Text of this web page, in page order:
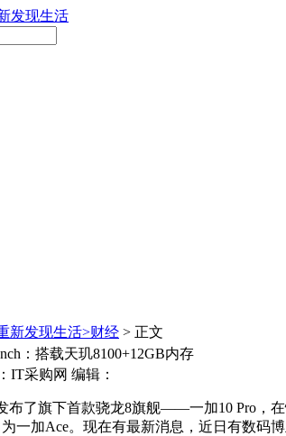
发现生活
新发现生活>财经 > 正文
：搭载天玑8100+12GB内存
IT采购网 编辑：
布了旗下首款骁龙8旗舰——一加10 Pro，
一加Ace。现在有最新消息，近日有数码博